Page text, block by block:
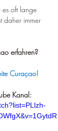
es oft lange
daher immer
erfahren?
Curaçao!
Kanal: